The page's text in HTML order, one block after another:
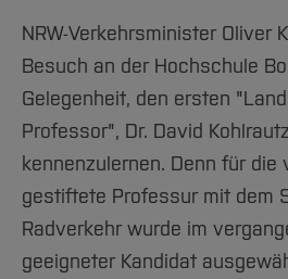
Arbeiten im FB G
Team
Service
Studieninteressierte
Studium
Fachgruppen
Forschung und
International
Team
Service
Notfall-Infos
Diskriminierungsfreie
Vertretungen
Wahlen
Hochschulbibliothek
International Office
Medienzentrum
qed-Stiftung
Zentrale Studienberatung
NRW-Verkehrsminister Oliver
Besuch an der Hochschule
Gelegenheit, den ersten
Professor", Dr. David
kennenzulernen. Denn für die
gestiftete Professur mit dem
Radverkehr wurde im
geeigneter Kandidat